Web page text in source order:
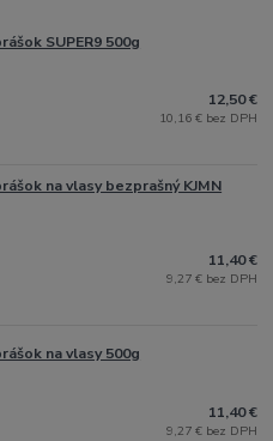
SUPER9 500g
12,50 €
10,16 € bez DPH
na vlasy bezprašný KJMN
11,40 €
9,27 € bez DPH
na vlasy 500g
11,40 €
9,27 € bez DPH